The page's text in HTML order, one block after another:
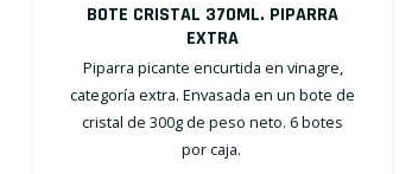
BOTE CRISTAL 370ML. PIPARRA
EXTRA
Piparra picante encurtida en vinagre,
categoría extra. Envasada en un bote de
cristal de 300g de peso neto. 6 botes
por caja.